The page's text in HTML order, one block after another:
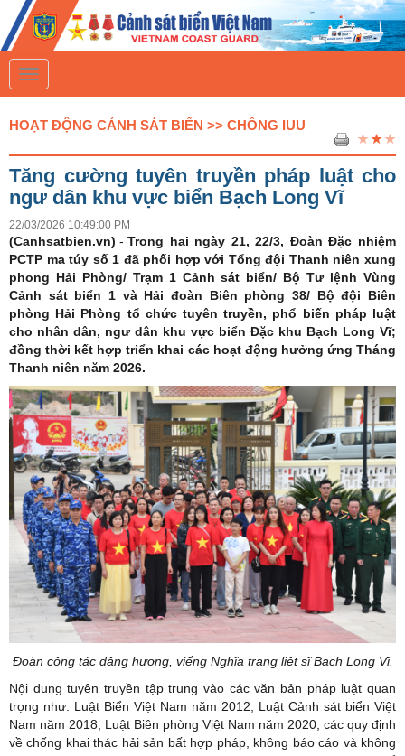
T
o
g
l
a
i
g
t
i
o
n
HOẠT ĐỘNG CẢNH SÁT BIỂN >> CHỐNG IUU
Tăng cường tuyên truyền pháp luật cho
ngư dân khu vực biển Bạch Long Vĩ
22/03/2026 10:49:00 PM
(Canhsatbien.vn) - Trong hai ngày 21, 22/3, Đoàn Đặc nhiệm
PCTP ma túy số 1 đã phối hợp với Tổng đội Thanh niên xung
phong Hải Phòng/ Trạm 1 Cảnh sát biển/ Bộ Tư lệnh Vùng
Cảnh sát biển 1 và Hải đoàn Biên phòng 38/ Bộ đội Biên
phòng Hải Phòng tổ chức tuyên truyền, phổ biến pháp luật
cho nhân dân, ngư dân khu vực biển Đặc khu Bạch Long Vĩ;
đồng thời kết hợp triển khai các hoạt động hưởng ứng Tháng
Thanh niên năm 2026.
Đoàn công tác dâng hương, viếng Nghĩa trang liệt sĩ Bạch Long Vĩ.
Nội dung tuyên truyền tập trung vào các văn bản pháp luật quan
trọng như: Luật Biển Việt Nam năm 2012; Luật Cảnh sát biển Việt
Nam năm 2018; Luật Biên phòng Việt Nam năm 2020; các quy định
về chống khai thác hải sản bất hợp pháp, không báo cáo và không